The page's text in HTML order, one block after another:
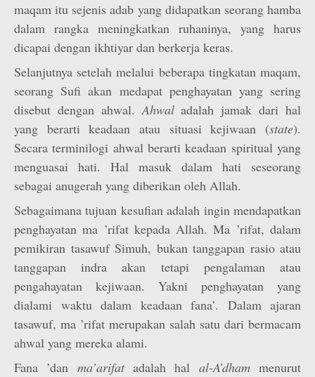
maqam itu sejenis adab yang didapatkan seorang hamba
dalam rangka meningkatkan ruhaninya, yang harus
dicapai dengan ikhtiyar dan berkerja keras.
Selanjutnya setelah melalui beberapa tingkatan maqam,
seorang Sufi akan medapat penghayatan yang sering
disebut dengan ahwal.Ahwaladalah jamak dari hal
yang berarti keadaan atau situasi kejiwaan (state).
Secara terminilogi ahwal berarti keadaan spiritual yang
menguasai hati. Hal masuk dalam hati seseorang
sebagai anugerah yang diberikan oleh Allah.
Sebagaimana tujuan kesufian adalah ingin mendapatkan
penghayatan ma ’rifat kepada Allah. Ma ’rifat, dalam
pemikiran tasawuf Simuh, bukan tanggapan rasio atau
tanggapan indra akan tetapi pengalaman atau
pengahayatan kejiwaan. Yakni penghayatan yang
dialami waktu dalam keadaan fana’. Dalam ajaran
tasawuf, ma ’rifat merupakan salah satu dari bermacam
ahwal yang mereka alami.
Fana ’dan ma’arifatadalah hal al-A’dhammenurut